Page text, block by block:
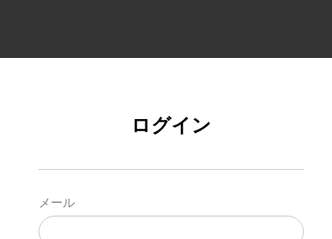
ログイン
メール